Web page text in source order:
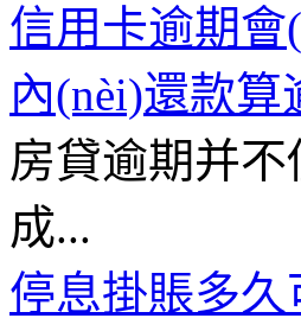
信用卡逾期
內(nèi)還款算
房貸逾期并
成...
停息掛賬多